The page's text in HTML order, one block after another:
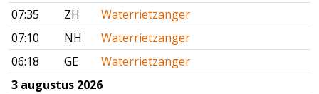
07:35
ZH
Waterrietzanger
07:10
NH
Waterrietzanger
06:18
GE
Waterrietzanger
3 augustus 2026